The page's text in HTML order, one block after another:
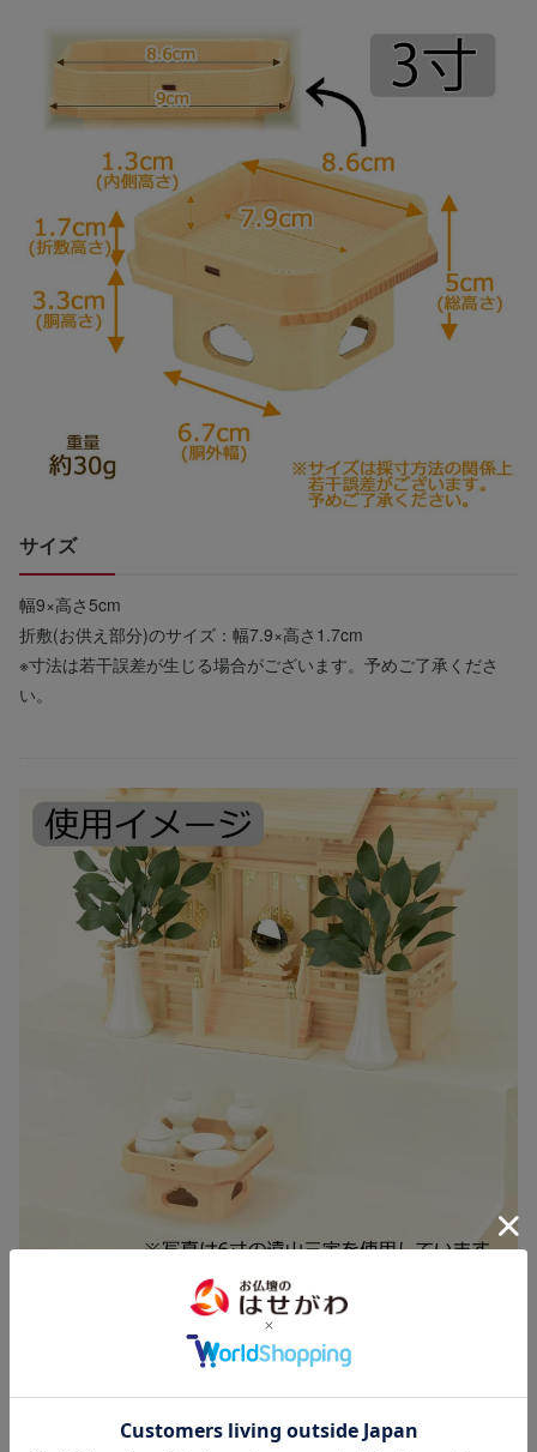
サイズ
幅9×高さ5cm
折敷(お供え部分)のサイズ：幅7.9×高さ1.7cm
※寸法は若干誤差が生じる場合がございます。予めご了承くださ
い。
※神殿や他の神具は別売りです。